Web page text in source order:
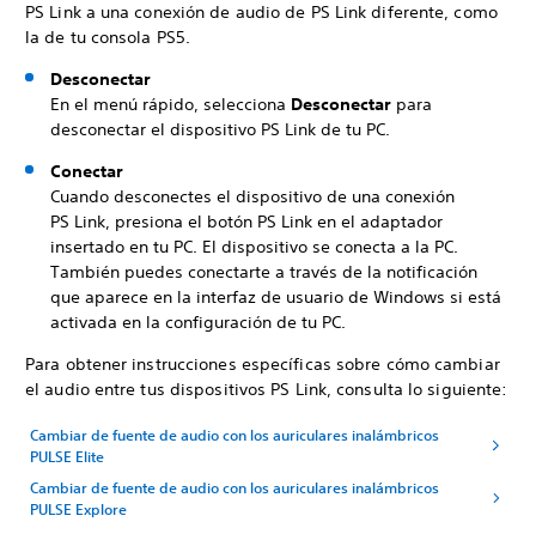
PS Link a una conexión de audio de PS Link diferente, como
la de tu consola PS5.
Desconectar
En el menú rápido, selecciona Desconectar para
desconectar el dispositivo PS Link de tu PC.
Conectar
Cuando desconectes el dispositivo de una conexión
PS Link, presiona el botón PS Link en el adaptador
insertado en tu PC. El dispositivo se conecta a la PC.
También puedes conectarte a través de la notificación
que aparece en la interfaz de usuario de Windows si está
activada en la configuración de tu PC.
Para obtener instrucciones específicas sobre cómo cambiar
el audio entre tus dispositivos PS Link, consulta lo siguiente:
Cambiar de fuente de audio con los auriculares inalámbricos
PULSE Elite
Cambiar de fuente de audio con los auriculares inalámbricos
PULSE Explore